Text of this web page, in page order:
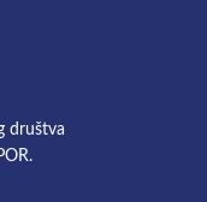
društva